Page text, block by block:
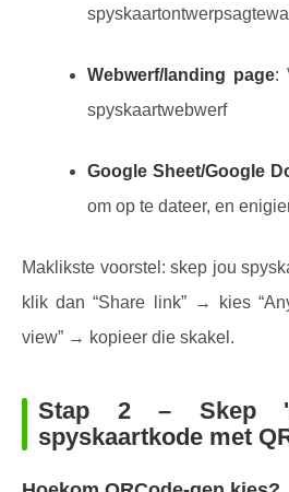
Webwerf/landing page:
spyskaartwebwerf
Google Sheet/Google
om op te dateer, en
Maklikste voorstel: skep jou
klik dan “Share link” → kies
view” → kopieer die skakel.
Stap 2 – Skep
spyskaartkode met